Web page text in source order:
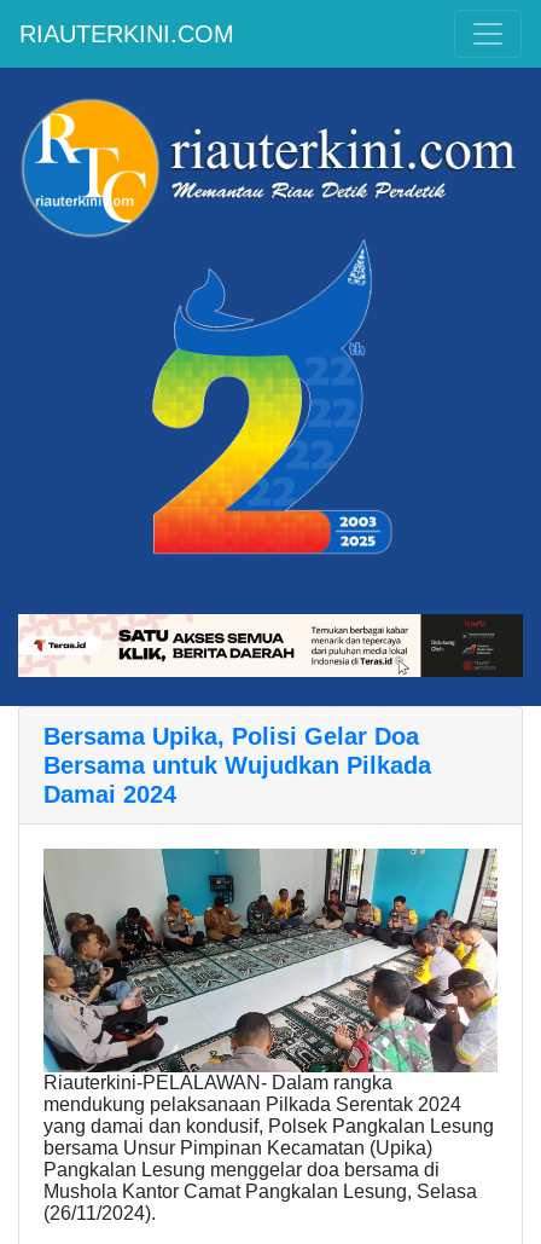
RIAUTERKINI.COM
Bersama Upika, Polisi Gelar Doa
Bersama untuk Wujudkan Pilkada
Damai 2024
Riauterkini-PELALAWAN- Dalam rangka
mendukung pelaksanaan Pilkada Serentak 2024
yang damai dan kondusif, Polsek Pangkalan Lesung
bersama Unsur Pimpinan Kecamatan (Upika)
Pangkalan Lesung menggelar doa bersama di
Mushola Kantor Camat Pangkalan Lesung, Selasa
(26/11/2024).